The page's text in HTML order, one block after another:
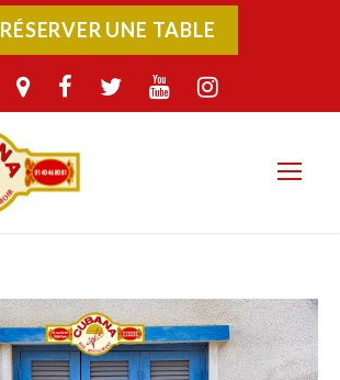
RÉSERVER UNE TABLE